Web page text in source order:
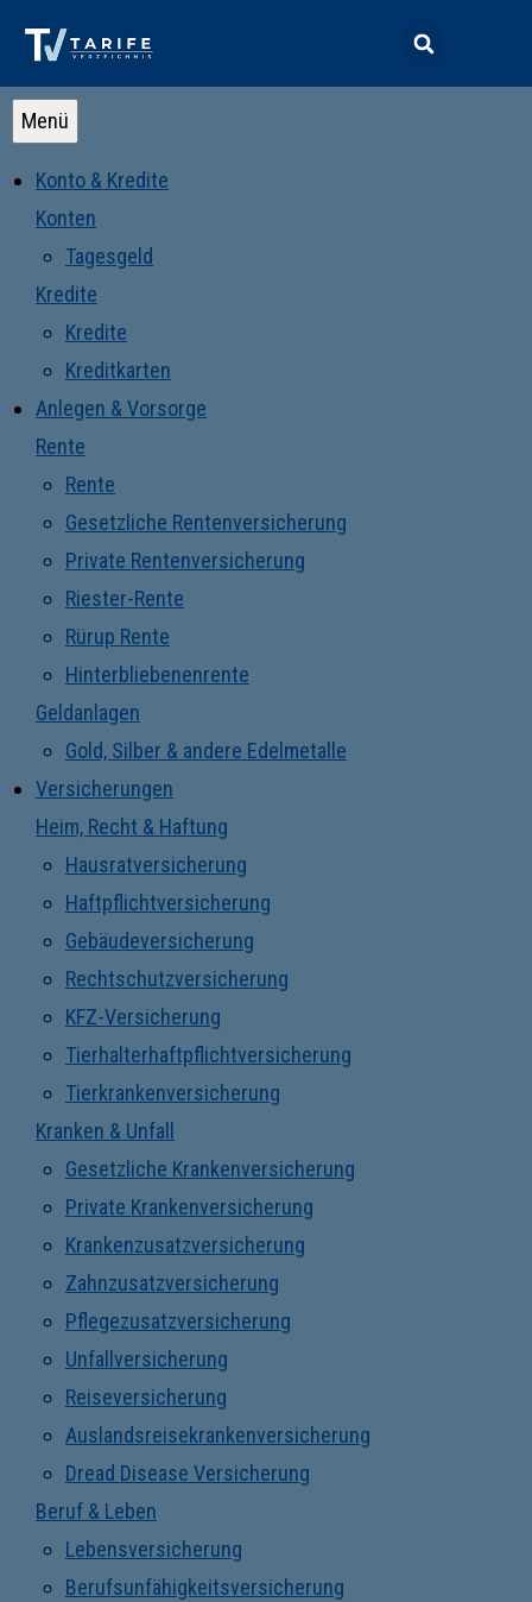
Menü
Konto & Kredite
Konten
Tagesgeld
Kredite
Kredite
Kreditkarten
Anlegen & Vorsorge
Rente
Rente
Gesetzliche Rentenversicherung
Private Rentenversicherung
Riester-Rente
Rürup Rente
Hinterbliebenenrente
Geldanlagen
Gold, Silber & andere Edelmetalle
Versicherungen
Heim, Recht & Haftung
Hausratversicherung
Haftpflichtversicherung
Gebäudeversicherung
Rechtschutzversicherung
KFZ-Versicherung
Tierhalterhaftpflichtversicherung
Tierkrankenversicherung
Kranken & Unfall
Gesetzliche Krankenversicherung
Private Krankenversicherung
Krankenzusatzversicherung
Zahnzusatzversicherung
Pflegezusatzversicherung
Unfallversicherung
Reiseversicherung
Auslandsreisekrankenversicherung
Dread Disease Versicherung
Beruf & Leben
Lebensversicherung
Berufsunfähigkeitsversicherung